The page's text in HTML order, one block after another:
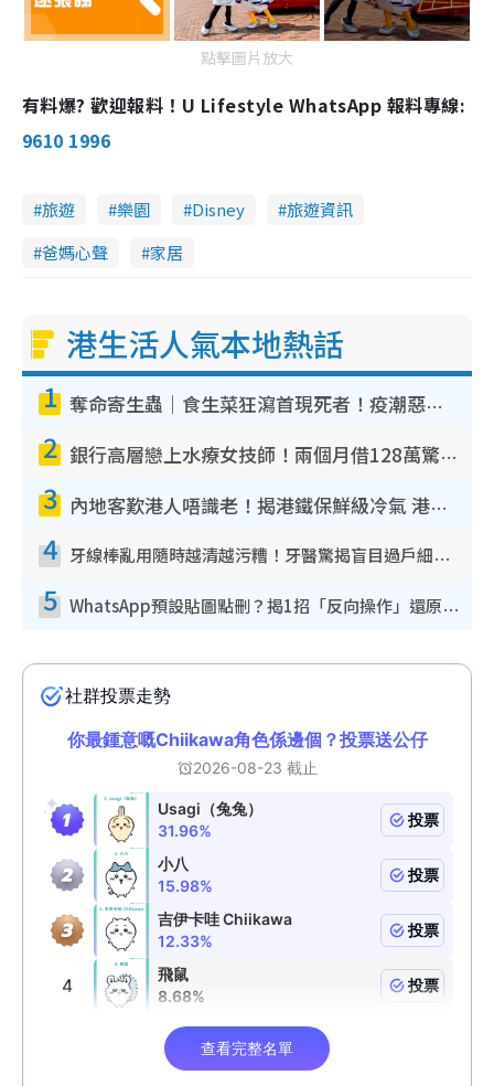
點擊圖片放大
有料爆? 歡迎報料！U Lifestyle WhatsApp 報料專線:
9610 1996
旅遊 樂園 Disney
旅遊資訊
爸媽心聲
家居
港生活人氣本地熱話
1 奪命寄生蟲｜食生菜狂瀉首現死者！疫潮惡化錄1.8萬宗病例 揭洗菜3大謬誤
2 銀行高層戀上水療女技師！兩個月借128萬驚覺「沉船」沉落火海 揭背後疑似邪教操控賣淫
3 內地客歎港人唔識老！揭港鐵保鮮級冷氣 港人求放過：咪投訴
4 牙線棒亂用隨時越清越污糟！牙醫驚揭盲目過戶細菌恐致蛀牙：呢種先係日常真保養
5 WhatsApp預設貼圖點刪？揭1招「反向操作」還原簡潔介面 附3步實測教學